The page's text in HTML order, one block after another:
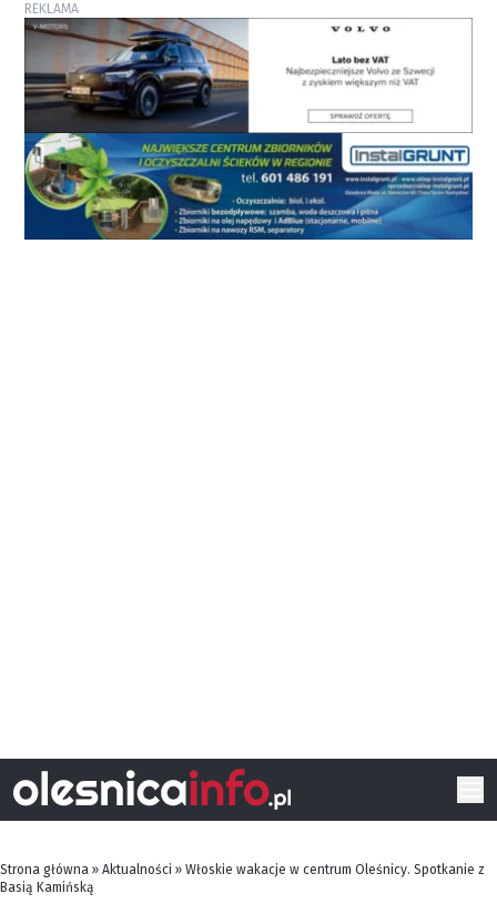
REKLAMA
Strona główna » Aktualności » Włoskie wakacje w centrum Oleśnicy. Spotkanie z
Basią Kamińską